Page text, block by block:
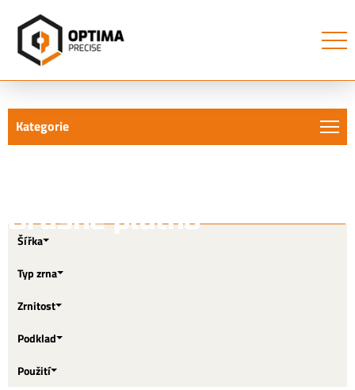
Kategorie
Brusné plátno
Šířka
Typ zrna
Zrnitost
Podklad
Použití